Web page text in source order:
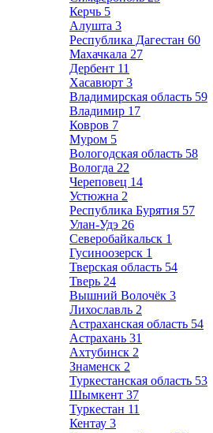
Керчь 5
Алушта 3
Республика Дагестан 60
Махачкала 27
Дербент 11
Хасавюрт 3
Владимирская область 59
Владимир 17
Ковров 7
Муром 5
Вологодская область 58
Вологда 22
Череповец 14
Устюжна 2
Республика Бурятия 57
Улан-Удэ 26
Северобайкальск 1
Гусиноозерск 1
Тверская область 54
Тверь 24
Вышний Волочёк 3
Лихославль 2
Астраханская область 54
Астрахань 31
Ахтубинск 2
Знаменск 2
Туркестанская область 53
Шымкент 37
Туркестан 11
Кентау 3